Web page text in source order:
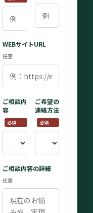
WEBサイトURL
任意
ご相談内
容
必須
ご希望の
連絡方法
必須
ご相談内容の詳細
任意